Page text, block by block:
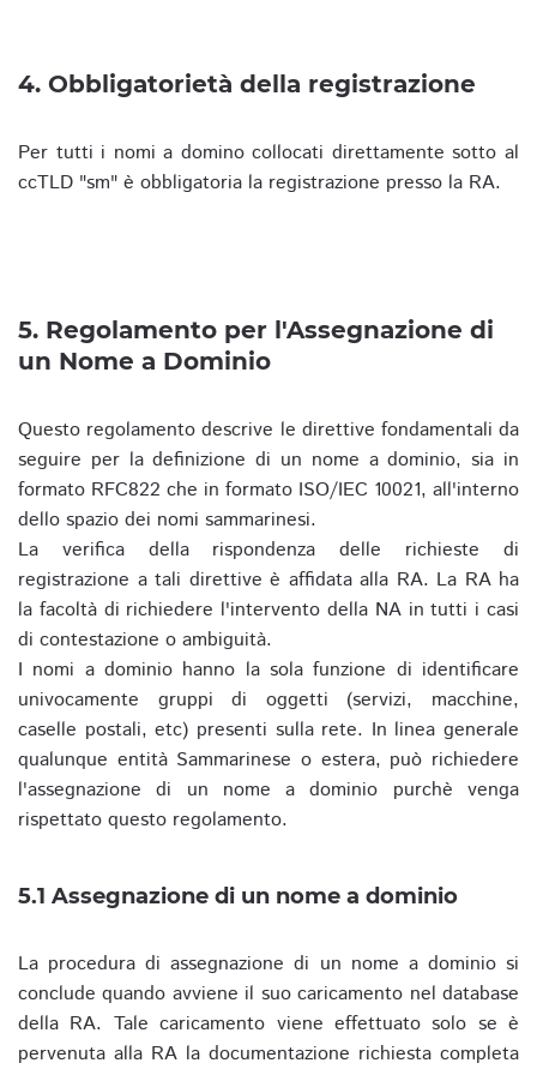
4. Obbligatorietà della registrazione
Per tutti i nomi a domino collocati direttamente sotto al
ccTLD "sm" è obbligatoria la registrazione presso la RA.
5. Regolamento per l'Assegnazione di
un Nome a Dominio
Questo regolamento descrive le direttive fondamentali da
seguire per la definizione di un nome a dominio, sia in
formato RFC822 che in formato ISO/IEC 10021, all'interno
dello spazio dei nomi sammarinesi.
La verifica della rispondenza delle richieste di
registrazione a tali direttive è affidata alla RA. La RA ha
la facoltà di richiedere l'intervento della NA in tutti i casi
di contestazione o ambiguità.
I nomi a dominio hanno la sola funzione di identificare
univocamente gruppi di oggetti (servizi, macchine,
caselle postali, etc) presenti sulla rete. In linea generale
qualunque entità Sammarinese o estera, può richiedere
l'assegnazione di un nome a dominio purchè venga
rispettato questo regolamento.
5.1 Assegnazione di un nome a dominio
La procedura di assegnazione di un nome a dominio si
conclude quando avviene il suo caricamento nel database
della RA. Tale caricamento viene effettuato solo se è
pervenuta alla RA la documentazione richiesta completa